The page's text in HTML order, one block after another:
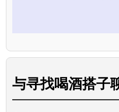
与寻找喝酒搭子